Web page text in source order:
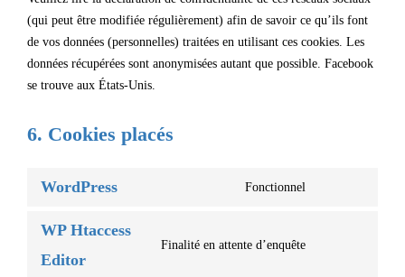
(qui peut être modifiée régulièrement) afin de savoir ce qu’ils font
de vos données (personnelles) traitées en utilisant ces cookies. Les
données récupérées sont anonymisées autant que possible. Facebook
se trouve aux États-Unis.
6. Cookies placés
WordPress Fonctionnel
WP Htaccess
Editor
Finalité en attente d’enquête